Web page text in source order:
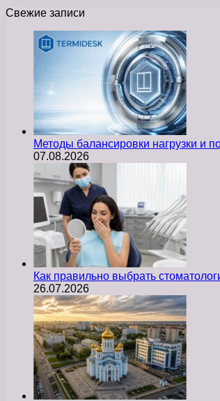
Свежие записи
Методы балансировки нагрузки и
07.08.2026
Как правильно выбрать
26.07.2026